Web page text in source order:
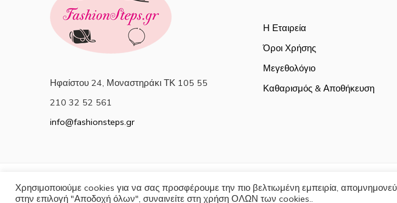
Ηφαίστου 24, Μοναστηράκι ΤΚ 105 55
210 32 52 561
info@fashionsteps.gr
Η Εταιρεία
Όροι Χρήσης
Μεγεθολόγιο
Καθαρισμός & Αποθήκευση
© 2025Fashionsteps - All Rights reserved
Χρησιμοποιούμε cookies για να σας προσφέρουμε την πιο βελτιωμένη εμπειρία,
στην επιλογή "Αποδοχή όλων", συναινείτε στη χρήση ΟΛΩΝ των cookies..